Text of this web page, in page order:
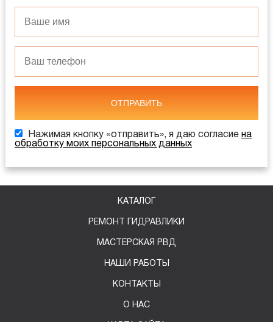
ОТПРАВИТЬ
Нажимая кнопку «отправить», я даю согласие на
обработку моих персональных данных
КАТАЛОГ
РЕМОНТ ГИДРАВЛИКИ
МАСТЕРСКАЯ РВД
НАШИ РАБОТЫ
КОНТАКТЫ
О НАС